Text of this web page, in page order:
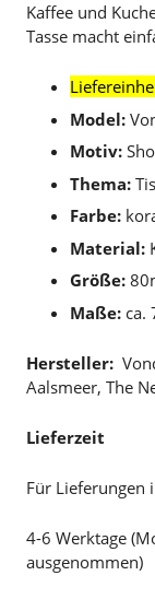
Kaffee und
Tasse macht
Model:
Motiv:
Thema:
Farbe:
Material:
Größe:
Maße: ca.
Hersteller:
Aalsmeer, The
Lieferzeit
Für Lieferungen
4-6 Werktage
ausgenommen)